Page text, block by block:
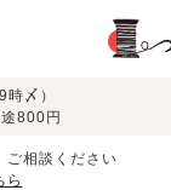
ンで
す
つくるパジャマとは
〆）
800円
ご相談ください
ら